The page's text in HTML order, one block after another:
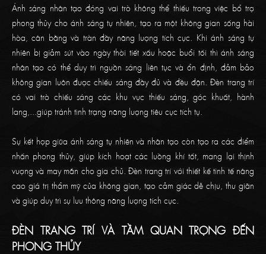
Ánh sáng nhân tạo đóng vai trò không thể thiếu trong việc bổ trợ
phong thủy cho ánh sáng tự nhiên, tạo ra một không gian sống hài
hòa, cân bằng và tràn đầy năng lượng tích cực. Khi ánh sáng tự
nhiên bị giảm sút vào ngày thời tiết xấu hoặc buổi tối thì ánh sáng
nhân tạo có thể duy trì nguồn sáng liên tục và ổn định, đảm bảo
không gian luôn được chiếu sáng đầy đủ và đều đặn. Đèn trang trí
có vai trò chiếu sáng các khu vực thiếu sáng, góc khuất, hành
lang,...giúp tránh tình trạng năng lượng tiêu cực tích tụ.
Sự kết hợp giữa ánh sáng tự nhiên và nhân tạo còn tạo ra các điểm
nhấn phong thủy, giúp kích hoạt các luồng khí tốt, mang lại thịnh
vượng và may mắn cho gia chủ. Đèn trang trí với thiết kế tinh tế nâng
cao giá trị thẩm mỹ của không gian, tạo cảm giác dễ chịu, thư giãn
và giúp duy trì sự lưu thông năng lượng tích cực.
ĐÈN TRANG TRÍ VÀ TẦM QUAN TRỌNG ĐẾN
PHONG THỦY